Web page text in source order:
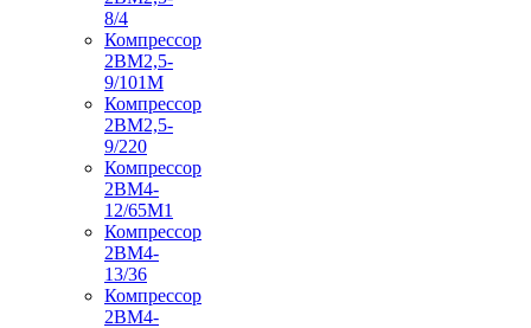
8/4
Компрессор
2ВМ2,5-
9/101М
Компрессор
2ВМ2,5-
9/220
Компрессор
2ВМ4-
12/65М1
Компрессор
2ВМ4-
13/36
Компрессор
2ВМ4-